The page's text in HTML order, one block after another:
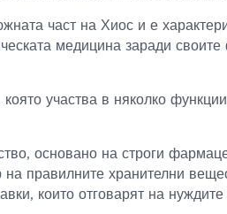
част на Хиос и е
медицина заради своите
участва в няколко
основано на строги
правилните хранителни
които отговарят на